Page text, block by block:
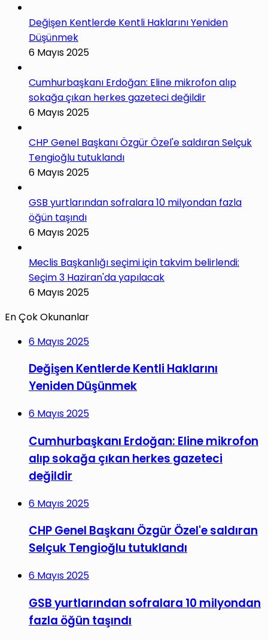
Değişen Kentlerde Kentli Haklarını Yeniden
Düşünmek
6 Mayıs 2025
Cumhurbaşkanı Erdoğan: Eline mikrofon alıp
sokağa çıkan herkes gazeteci değildir
6 Mayıs 2025
CHP Genel Başkanı Özgür Özel'e saldıran Selçuk
Tengioğlu tutuklandı
6 Mayıs 2025
GSB yurtlarından sofralara 10 milyondan fazla
öğün taşındı
6 Mayıs 2025
Meclis Başkanlığı seçimi için takvim belirlendi:
Seçim 3 Haziran'da yapılacak
6 Mayıs 2025
En Çok Okunanlar
6 Mayıs 2025
Değişen Kentlerde Kentli Haklarını
Yeniden Düşünmek
6 Mayıs 2025
Cumhurbaşkanı Erdoğan: Eline mikrofon
alıp sokağa çıkan herkes gazeteci
değildir
6 Mayıs 2025
CHP Genel Başkanı Özgür Özel'e saldıran
Selçuk Tengioğlu tutuklandı
6 Mayıs 2025
GSB yurtlarından sofralara 10 milyondan
fazla öğün taşındı